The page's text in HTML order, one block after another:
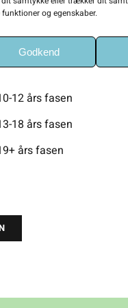
funktioner og egenskaber.
Godkend
en fase – oversigtsfolder
5 års fasen
9 års fasen
12 års fasen
18 års fasen
års fasen